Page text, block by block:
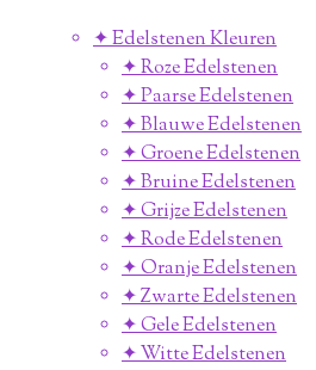
✦ Edelstenen Kleuren
✦ Roze Edelstenen
✦ Paarse Edelstenen
✦ Blauwe Edelstenen
✦ Groene Edelstenen
✦ Bruine Edelstenen
✦ Grijze Edelstenen
✦ Rode Edelstenen
✦ Oranje Edelstenen
✦ Zwarte Edelstenen
✦ Gele Edelstenen
✦ Witte Edelstenen